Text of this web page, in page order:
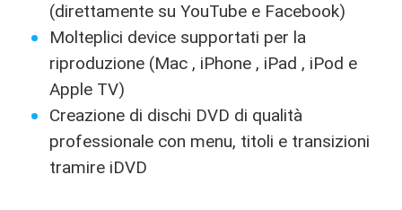
(direttamente su YouTube e Facebook)
Molteplici device supportati per la
riproduzione (Mac , iPhone , iPad , iPod e
Apple TV)
Creazione di dischi DVD di qualità
professionale con menu, titoli e transizioni
tramire iDVD